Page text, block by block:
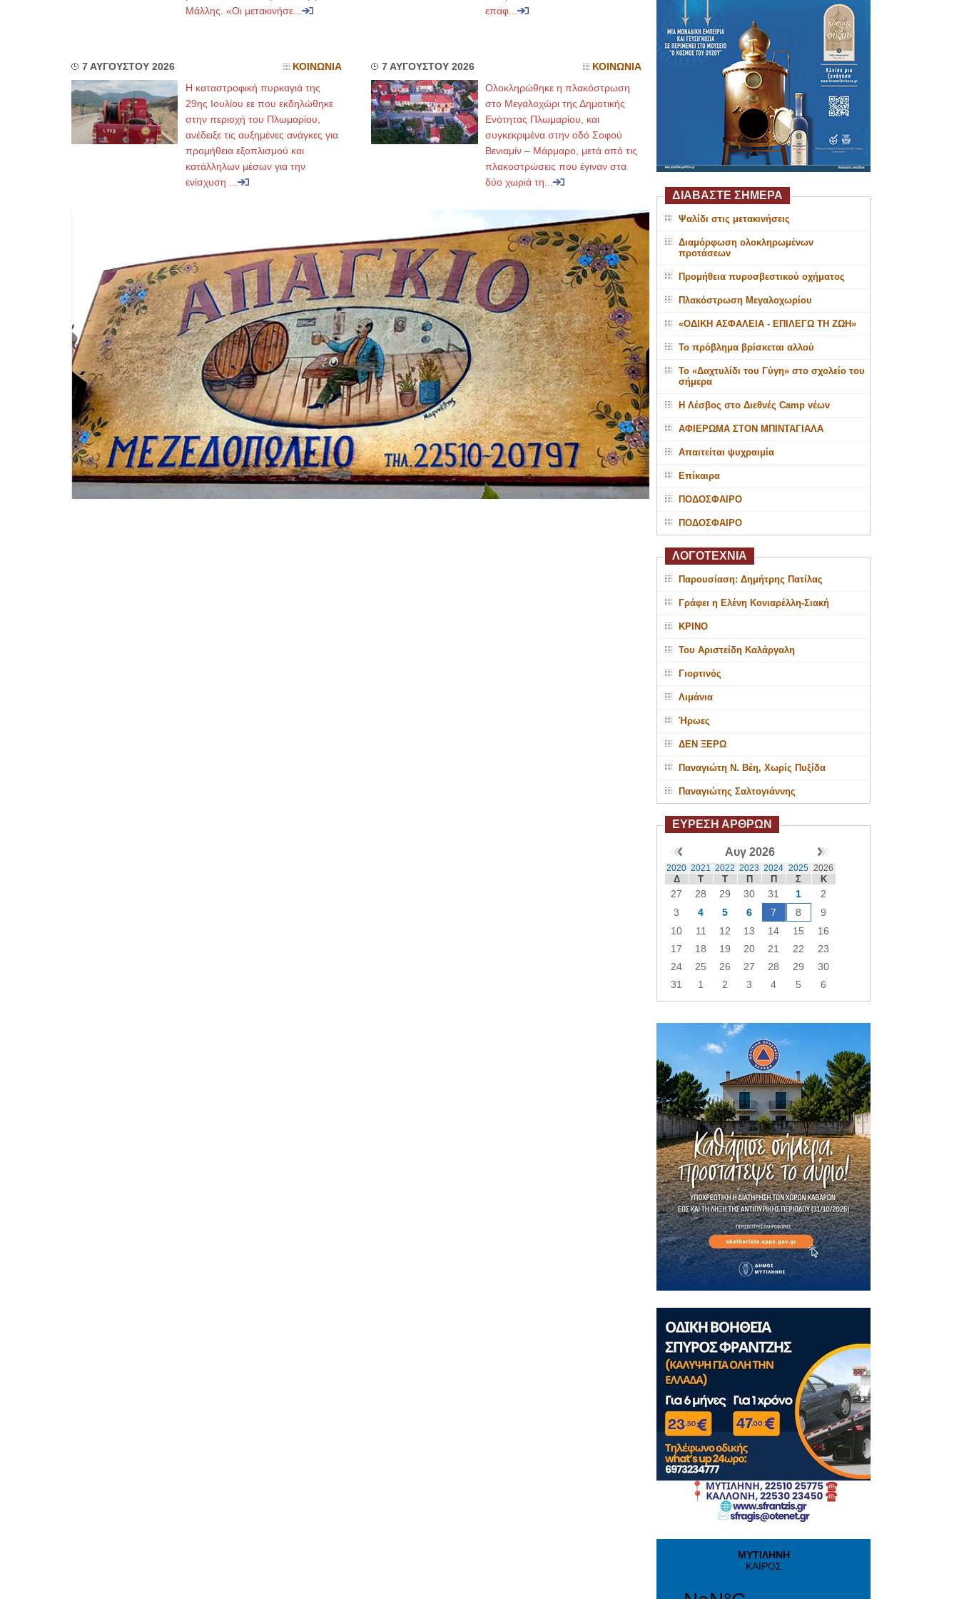
Μάλλης. «Οι μετακινήσε...
επαφ...
7 ΑΥΓΟΥΣΤΟΥ 2026 ΚΟΙΝΩΝΙΑ
Η καταστροφική πυρκαγιά της
29ης Ιουλίου εε που εκδηλώθηκε
στην περιοχή του Πλωμαρίου,
ανέδειξε τις αυξημένες ανάγκες για
προμήθεια εξοπλισμού και
κατάλληλων μέσων για την
ενίσχυση ...
7 ΑΥΓΟΥΣΤΟΥ 2026 ΚΟΙΝΩΝΙΑ
Ολοκληρώθηκε η πλακόστρωση
στο Μεγαλοχώρι της Δημοτικής
Ενότητας Πλωμαρίου, και
συγκεκριμένα στην οδό Σοφού
Βενιαμίν – Μάρμαρο, μετά από τις
πλακοστρώσεις που έγιναν στα
δύο χωριά τη...
ΔΙΑΒΑΣΤΕ ΣΗΜΕΡΑ
Ψαλίδι στις μετακινήσεις
Διαμόρφωση ολοκληρωμένων
προτάσεων
Προμήθεια πυροσβεστικού οχήματος
Πλακόστρωση Μεγαλοχωρίου
«ΟΔΙΚΗ ΑΣΦΑΛΕΙΑ - ΕΠΙΛΕΓΩ ΤΗ ΖΩΗ»
Το πρόβλημα βρίσκεται αλλού
Το «Δαχτυλίδι του Γύγη» στο σχολείο του
σήμερα
Η Λέσβος στο Διεθνές Camp νέων
ΑΦΙΕΡΩΜΑ ΣΤΟΝ ΜΠΙΝΤΑΓΙΑΛΑ
Απαιτείται ψυχραιμία
Επίκαιρα
ΠΟΔΟΣΦΑΙΡΟ
ΠΟΔΟΣΦΑΙΡΟ
ΛΟΓΟΤΕΧΝΙΑ
Παρουσίαση: Δημήτρης Πατίλας
Γράφει η Ελένη Κονιαρέλλη-Σιακή
ΚΡΙΝΟ
Του Αριστείδη Καλάργαλη
Γιορτινός
Λιμάνια
Ήρωες
ΔΕΝ ΞΕΡΩ
Παναγιώτη Ν. Βέη, Χωρίς Πυξίδα
Παναγιώτης Σαλτογιάννης
ΕΥΡΕΣΗ ΑΡΘΡΩΝ
Αυγ 2026
2020 2021 2022 2023 2024 2025 2026
Δ Τ Τ Π Π Σ Κ
27 28 29 30 31 1
2
3
4 5 6 7 8
9
10
11 12 13 14 15
16
17
18 19 20 21 22
23
24
25 26 27 28 29
30
31
1 2 3 4 5 6